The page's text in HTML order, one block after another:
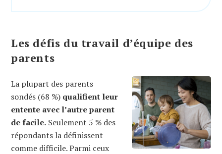
Les défis du travail d’équipe des
parents
La plupart des parents
sondés (68 %) qualifient leur
entente avec l’autre parent
de facile. Seulement 5 % des
répondants la définissent
comme difficile. Parmi ceux